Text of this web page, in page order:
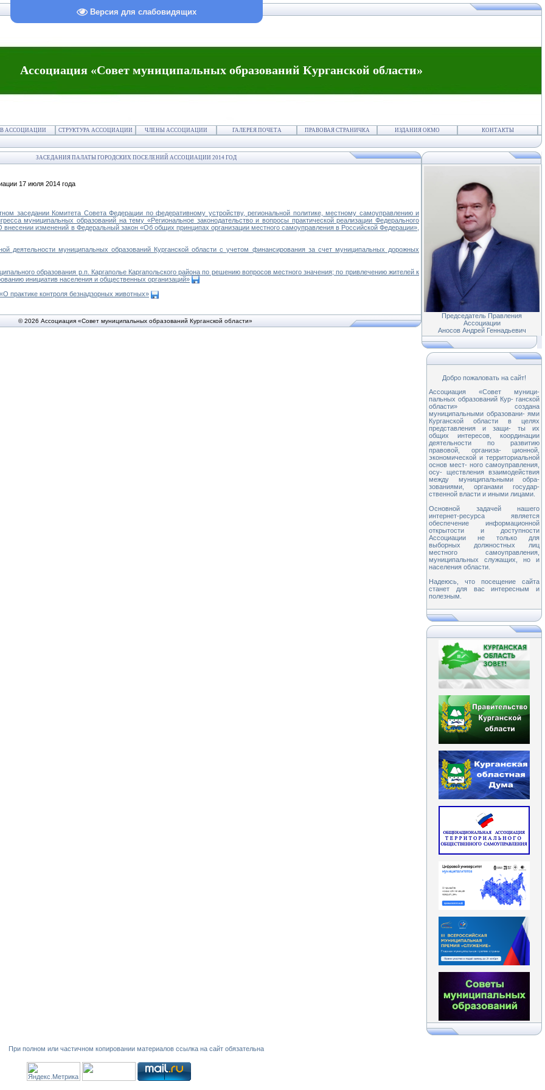
Версия для слабовидящих
Ассоциация «Совет муниципальных образований Курганской области»
АССОЦИАЦИИ СТРУКТУРА АССОЦИАЦИИ ЧЛЕНЫ АССОЦИАЦИИ ГАЛЕРЕЯ ПОЧЕТА ПРАВОВАЯ СТРАНИЧКА ИЗДАНИЯ ОКМО КОНТАКТЫ
ЗАСЕДАНИЯ ПАЛАТЫ ГОРОДСКИХ ПОСЕЛЕНИЙ АССОЦИАЦИИ 2014 ГОД
17 июля 2014 года
заседании Комитета Совета Федерации по федеративному устройству, региональной политике, местному самоуправлению и
муниципальных образований на тему «Региональное законодательство и вопросы практической реализации Федерального
изменений в Федеральный закон «Об общих принципах организации местного самоуправления в Российской Федерации»,
деятельности муниципальных образований Курганской области с учетом финансирования за счет муниципальных дорожных
образования р.п. Каргаполье Каргапольского района по решению вопросов местного значения; по привлечению жителей к
инициатив населения и общественных организаций»
практике контроля безнадзорных животных»
© 2026 Ассоциация «Совет муниципальных образований Курганской области»
Председатель Правления
Ассоциации
Аносов Андрей Геннадьевич
Добро пожаловать на сайт!
Ассоциация «Совет муници-
пальных образований Кур- ганской
области» создана
муниципальными образовани- ями
Курганской области в целях
представления и защи- ты их
общих интересов, координации
деятельности по развитию
правовой, организа- ционной,
экономической и территориальной
основ мест- ного самоуправления,
осу- ществления взаимодействия
между муниципальными обра-
зованиями, органами государ-
ственной власти и иными лицами.
Основной задачей нашего
интернет-ресурса является
обеспечение информационной
открытости и доступности
Ассоциации не только для
выборных должностных лиц
местного самоуправления,
муниципальных служащих, но и
населения области.
Надеюсь, что посещение сайта
станет для вас интересным и
полезным.
При полном или частичном копировании материалов ссылка на сайт обязательна